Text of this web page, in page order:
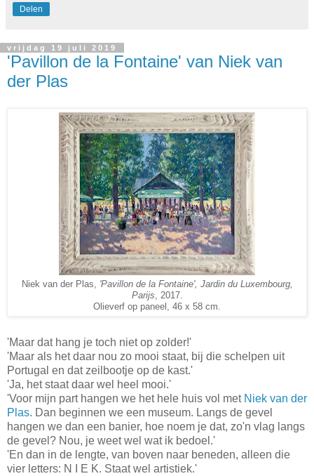
Delen
vrijdag 19 juli 2019
'Pavillon de la Fontaine' van Niek van
der Plas
Niek van der Plas,
'Pavillon de la Fontaine', Jardin du Luxembourg,
Parijs , 2017.
Olieverf op paneel, 46 x 58 cm.
'Maar dat hang je toch niet op zolder!'
'Maar als het daar nou zo mooi staat, bij die schelpen uit
Portugal en dat zeilbootje op de kast.'
'Ja, het staat daar wel heel mooi.'
'Voor mijn part hangen we het hele huis vol met Niek van der
Plas. Dan beginnen we een museum. Langs de gevel
hangen we dan een banier, hoe noem je dat, zo'n vlag langs
de gevel? Nou, je weet wel wat ik bedoel.'
'En dan in de lengte, van boven naar beneden, alleen die
vier letters: N I E K. Staat wel artistiek.'